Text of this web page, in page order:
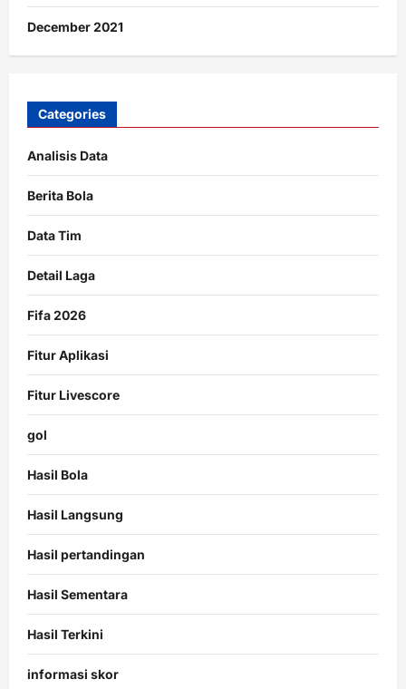
December 2021
Categories
Analisis Data
Berita Bola
Data Tim
Detail Laga
Fifa 2026
Fitur Aplikasi
Fitur Livescore
gol
Hasil Bola
Hasil Langsung
Hasil pertandingan
Hasil Sementara
Hasil Terkini
informasi skor